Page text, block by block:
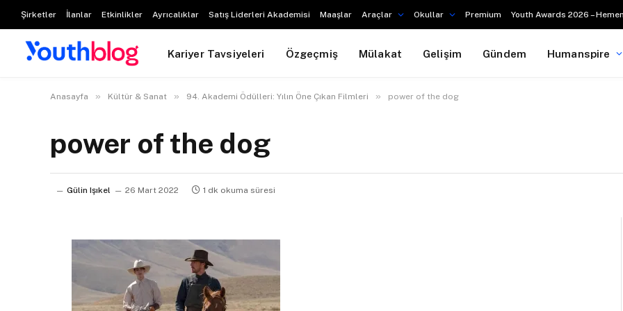
Şirketler İlanlar Etkinlikler Ayrıcalıklar Satış Liderleri Akademisi Maaşlar Araçlar Okullar Premium Youth Awards 2026 –
Kariyer Tavsiyeleri Özgeçmiş Mülakat Gelişim Gündem Humanspire
Anasayfa » Kültür & Sanat » 94. Akademi Ödülleri: Yılın Öne Çıkan Filmleri » power of the dog
power of the dog
Gülin Işıkel 26 Mart 2022 1 dk okuma süresi